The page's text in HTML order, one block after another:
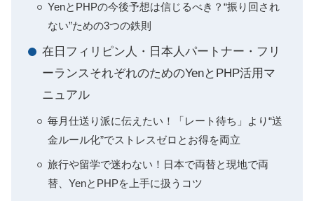
YenとPHPの今後予想は信じるべき？“振り回され
ない”ための3つの鉄則
在日フィリピン人・日本人パートナー・フリ
ーランスそれぞれのためのYenとPHP活用マ
ニュアル
毎月仕送り派に伝えたい！「レート待ち」より“送
金ルール化”でストレスゼロとお得を両立
旅行や留学で迷わない！日本で両替と現地で両
替、YenとPHPを上手に扱うコツ